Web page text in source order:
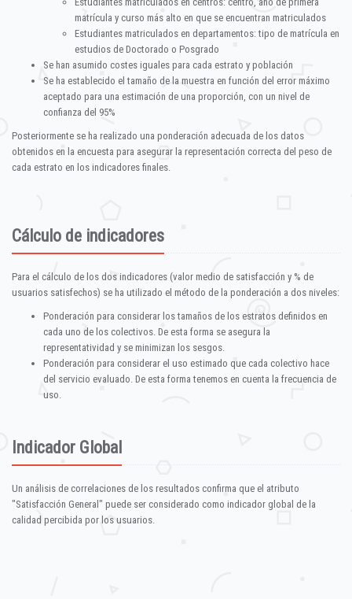
matrícula y curso más alto en que se encuentran matriculados
Estudiantes matriculados en departamentos: tipo de matrícula en
estudios de Doctorado o Posgrado
Se han asumido costes iguales para cada estrato y población
Se ha establecido el tamaño de la muestra en función del error máximo
aceptado para una estimación de una proporción, con un nivel de
confianza del 95%
Posteriormente se ha realizado una ponderación adecuada de los datos
obtenidos en la encuesta para asegurar la representación correcta del peso de
cada estrato en los indicadores finales.
Cálculo de indicadores
Para el cálculo de los dos indicadores (valor medio de satisfacción y % de
usuarios satisfechos) se ha utilizado el método de la ponderación a dos niveles:
Ponderación para considerar los tamaños de los estratos definidos en
cada uno de los colectivos. De esta forma se asegura la
representatividad y se minimizan los sesgos.
Ponderación para considerar el uso estimado que cada colectivo hace
del servicio evaluado. De esta forma tenemos en cuenta la frecuencia de
uso.
Indicador Global
Un análisis de correlaciones de los resultados confirma que el atributo
"Satisfacción General" puede ser considerado como indicador global de la
calidad percibida por los usuarios.